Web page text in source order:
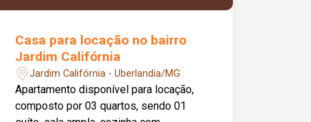
Casa para locação no bairro
Jardim Califórnia
Jardim Califórnia - Uberlandia/MG
Apartamento disponível para locação,
composto por 03 quartos, sendo 01